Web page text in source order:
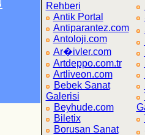
Rehberi
Antik Portal
Antiparantez.com
Antoloji.com
Ar�ivler.com
Artdeppo.com.tr
Artliveon.com
Bebek Sanat
Galerisi
Beyhude.com
Biletix
Borusan Sanat